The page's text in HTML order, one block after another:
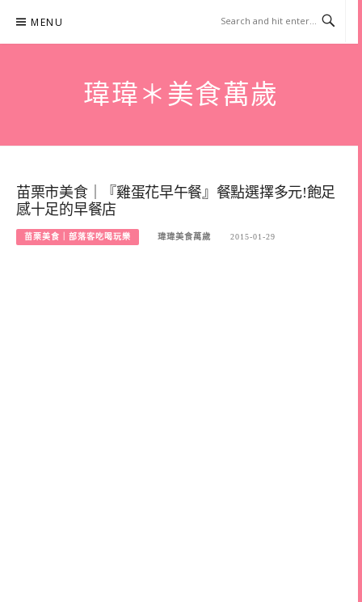
content
MENU
瑋瑋＊美食萬歲
苗栗市美食｜『雞蛋花早午餐』餐點選擇多元!飽足
感十足的早餐店
苗栗美食｜部落客吃喝玩樂 瑋瑋美食萬歲 2015-01-29